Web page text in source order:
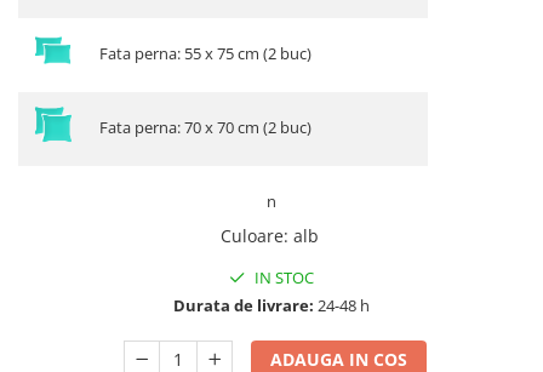
Fata perna: 55 x 75 cm (2 buc)
Fata perna: 70 x 70 cm (2 buc)
n
Culoare: alb
IN STOC
Durata de livrare: 24-48 h
ADAUGA IN COS